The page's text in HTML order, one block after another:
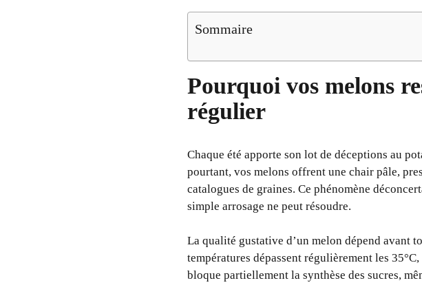
Sommaire
Pourquoi vos melons
régulier
Chaque été apporte son lot de déceptions au
pourtant, vos melons offrent une chair pâle,
catalogues de graines. Ce phénomène
simple arrosage ne peut résoudre.
La qualité gustative d’un melon dépend avant
températures dépassent régulièrement les
bloque partiellement la synthèse des sucres,